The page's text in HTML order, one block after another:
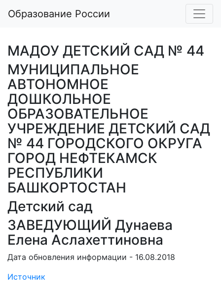
Образование России
МАДОУ ДЕТСКИЙ САД № 44
МУНИЦИПАЛЬНОЕ
АВТОНОМНОЕ
ДОШКОЛЬНОЕ
ОБРАЗОВАТЕЛЬНОЕ
УЧРЕЖДЕНИЕ ДЕТСКИЙ САД
№ 44 ГОРОДСКОГО ОКРУГА
ГОРОД НЕФТЕКАМСК
РЕСПУБЛИКИ
БАШКОРТОСТАН
Детский сад
ЗАВЕДУЮЩИЙ Дунаева
Елена Аслахеттиновна
Дата обновления информации - 16.08.2018
Источник